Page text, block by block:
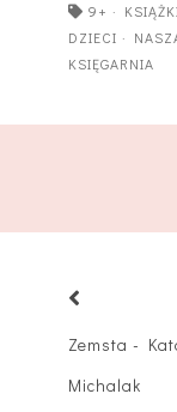
9+ ·
DZIECI ·
KSIĘGARNIA
Zemsta -
Michalak